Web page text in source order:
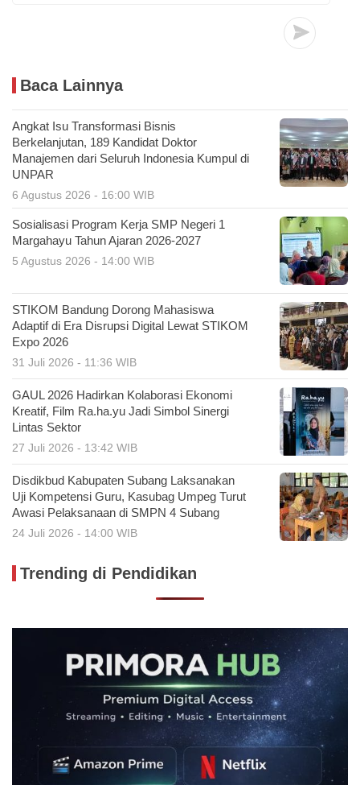
Baca Lainnya
Angkat Isu Transformasi Bisnis
Berkelanjutan, 189 Kandidat Doktor
Manajemen dari Seluruh Indonesia Kumpul di
UNPAR
6 Agustus 2026 - 16:00 WIB
Sosialisasi Program Kerja SMP Negeri 1
Margahayu Tahun Ajaran 2026-2027
5 Agustus 2026 - 14:00 WIB
STIKOM Bandung Dorong Mahasiswa
Adaptif di Era Disrupsi Digital Lewat STIKOM
Expo 2026
31 Juli 2026 - 11:36 WIB
GAUL 2026 Hadirkan Kolaborasi Ekonomi
Kreatif, Film Ra.ha.yu Jadi Simbol Sinergi
Lintas Sektor
27 Juli 2026 - 13:42 WIB
Disdikbud Kabupaten Subang Laksanakan
Uji Kompetensi Guru, Kasubag Umpeg Turut
Awasi Pelaksanaan di SMPN 4 Subang
24 Juli 2026 - 14:00 WIB
Trending di Pendidikan